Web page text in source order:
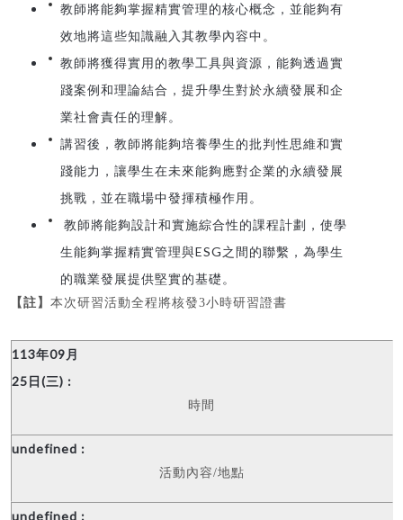
教師將能夠掌握精實管理的核心概念，並能夠有
效地將這些知識融入其教學內容中。
教師將獲得實用的教學工具與資源，能夠透過實
踐案例和理論結合，提升學生對於永續發展和企
業社會責任的理解。
講習後，教師將能夠培養學生的批判性思維和實
踐能力，讓學生在未來能夠應對企業的永續發展
挑戰，並在職場中發揮積極作用。
教師將能夠設計和實施綜合性的課程計劃，使學
生能夠掌握精實管理與ESG之間的聯繫，為學生
的職業發展提供堅實的基礎。
【註】本次研習活動全程將核發3小時研習證書
時間
活動內容/地點